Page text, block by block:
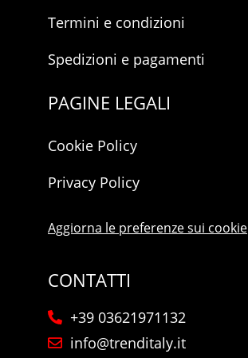
Termini e condizioni
Spedizioni e pagamenti
PAGINE LEGALI
Cookie Policy
Privacy Policy
Aggiorna le preferenze sui cookie
CONTATTI
+39 03621971132
info@trenditaly.it